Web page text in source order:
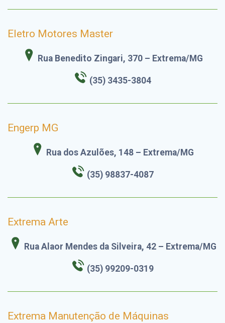
Eletro Motores Master
Rua Benedito Zingari, 370 – Extrema/MG
(35) 3435-3804
Engerp MG
Rua dos Azulões, 148 – Extrema/MG
(35) 98837-4087
Extrema Arte
Rua Alaor Mendes da Silveira, 42 – Extrema/MG
(35) 99209-0319
Extrema Manutenção de Máquinas